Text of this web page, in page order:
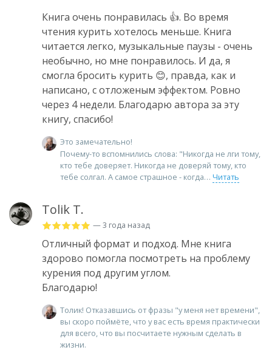
Книга очень понравилась 👍. Во время
чтения курить хотелось меньше. Книга
читается легко, музыкальные паузы - очень
необычно, но мне понравилось. И да, я
смогла бросить курить 😊, правда, как и
написано, с отложеным эффектом. Ровно
через 4 недели. Благодарю автора за эту
книгу, спасибо!
Это замечательно!
Почему-то вспомнились слова: "Никогда не лги тому,
кто тебе доверяет. Никогда не доверяй тому, кто
тебе солгал. А самое страшное - когда
Читать
Tolik T.
— 3 года назад
Отличный формат и подход. Мне книга
здорово помогла посмотреть на проблему
курения под другим углом.
Благодарю!
Толик! Отказавшись от фразы "у меня нет времени",
вы скоро поймёте, что у вас есть время практически
для всего, что вы посчитаете нужным сделать в
жизни.